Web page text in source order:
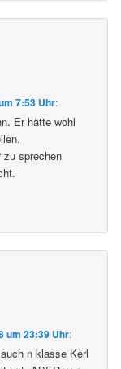
7:53 Uhr:
Er hätte wohl
zu sprechen
um 23:39 Uhr:
n klasse Kerl